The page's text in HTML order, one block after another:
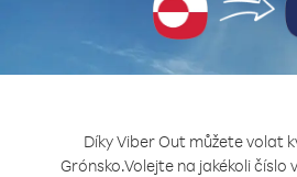
Díky Viber Out můžete volat
Grónsko.Volejte na jakékoli číslo